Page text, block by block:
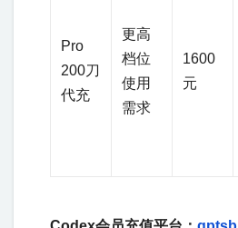
Pro
200刀
代充
更高
档位
使用
需求
1600
元